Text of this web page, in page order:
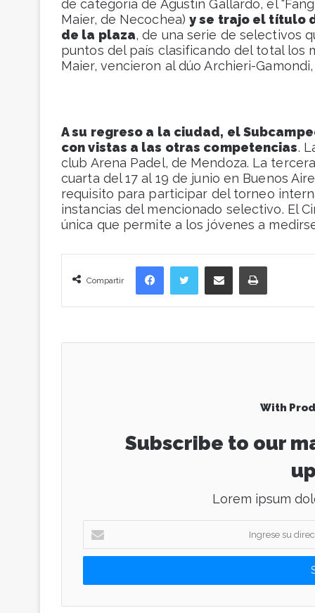
de categoría de Agustín Gallardo, el
Maier, de Necochea)y se trajo el título
de la plaza, de una serie de selectivos
puntos del país clasificando del total los
Maier, vencieron al dúo Archieri-
A su regreso a la ciudad, el
con vistas a las otras competencias.
club Arena Padel, de Mendoza. La
cuarta del 17 al 19 de junio en Buenos
requisito para participar del torneo
instancias del mencionado selectivo. El
única que permite a los jóvenes a
Compartir
Facebook Compartir vía correo electrónico
With
Subscribe to our
Lorem ipsum
g
e